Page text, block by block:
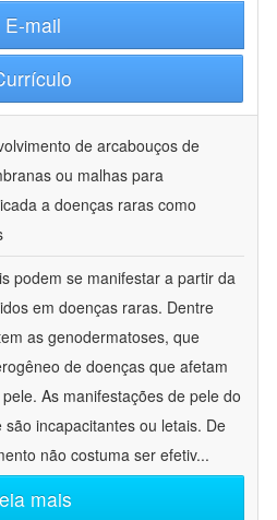
E-mail
de arcabouços de
ou malhas para
a doenças raras como
podem se manifestar a partir da
em doenças raras. Dentre
as genodermatoses, que
de doenças que afetam
As manifestações de pele do
incapacitantes ou letais. De
não costuma ser efetiv...
mais